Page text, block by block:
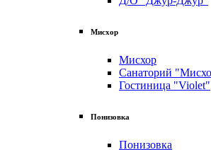
Мисхор
Мисхор
Санаторий
Гостиница "Violet"
Понизовка
Понизовка